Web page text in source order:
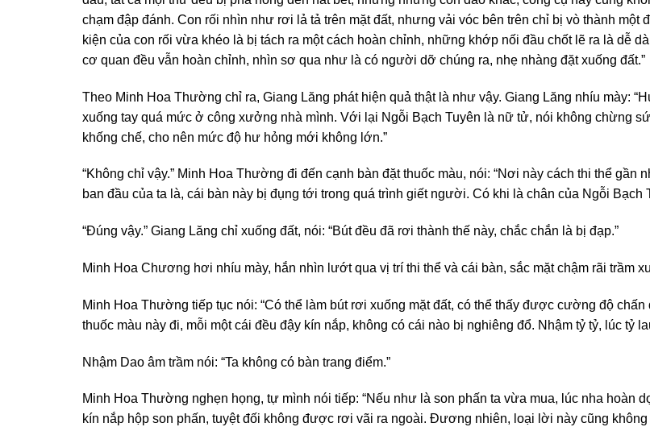
chạm đập đánh. Con rối nhìn như rơi lả tả trên mặt đất, nhưng vải vóc bên trên chỉ bị vò thành
kiện của con rối vừa khéo là bị tách ra một cách hoàn chỉnh, những khớp nối đầu chốt lẽ ra là dễ
cơ quan đều vẫn hoàn chỉnh, nhìn sơ qua như là có người dỡ chúng ra, nhẹ nhàng đặt xuống đất.”
Theo Minh Hoa Thường chỉ ra, Giang Lăng phát hiện quả thật là như vậy. Giang Lăng nhíu mày:
xuống tay quá mức ở công xưởng nhà mình. Với lại Ngỗi Bạch Tuyên là nữ tử, nói không chừng
khống chế, cho nên mức độ hư hỏng mới không lớn.”
“Không chỉ vậy.” Minh Hoa Thường đi đến cạnh bàn đặt thuốc màu, nói: “Nơi này cách thi thể
ban đầu của ta là, cái bàn này bị đụng tới trong quá trình giết người. Có khi là chân của Ngỗi Bạch
“Đúng vậy.” Giang Lăng chỉ xuống đất, nói: “Bút đều đã rơi thành thế này, chắc chắn là bị đạp.”
Minh Hoa Chương hơi nhíu mày, hắn nhìn lướt qua vị trí thi thể và cái bàn, sắc mặt chậm rãi trầm
Minh Hoa Thường tiếp tục nói: “Có thể làm bút rơi xuống mặt đất, có thể thấy được cường độ
thuốc màu này đi, mỗi một cái đều đậy kín nắp, không có cái nào bị nghiêng đổ. Nhậm tỷ tỷ, lúc tỷ
Nhậm Dao âm trầm nói: “Ta không có bàn trang điểm.”
Minh Hoa Thường nghẹn họng, tự mình nói tiếp: “Nếu như là son phấn ta vừa mua, lúc nha hoàn
kín nắp hộp son phấn, tuyệt đối không được rơi vãi ra ngoài. Đương nhiên, loại lời này cũng